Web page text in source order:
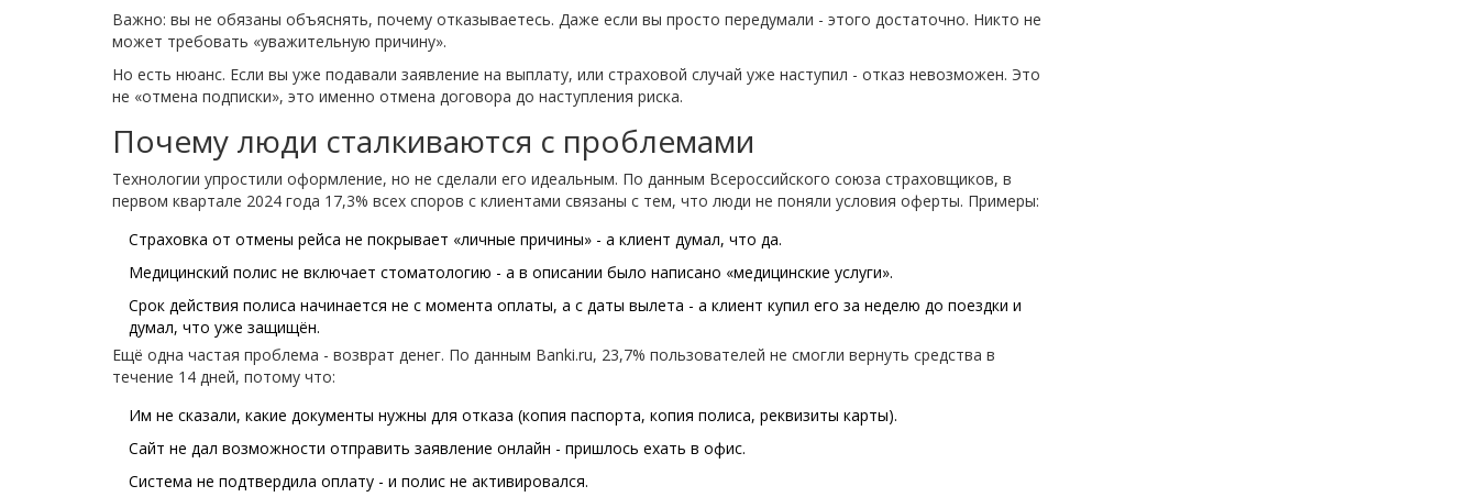
Важно: вы не обязаны объяснять, почему отказываетесь. Даже если вы просто передумали - этого достаточно. Никто не
может требовать «уважительную причину».
Но есть нюанс. Если вы уже подавали заявление на выплату, или страховой случай уже наступил - отказ невозможен. Это
не «отмена подписки», это именно отмена договора до наступления риска.
Почему люди сталкиваются с проблемами
Технологии упростили оформление, но не сделали его идеальным. По данным Всероссийского союза страховщиков, в
первом квартале 2024 года 17,3% всех споров с клиентами связаны с тем, что люди не поняли условия оферты. Примеры:
Страховка от отмены рейса не покрывает «личные причины» - а клиент думал, что да.
Медицинский полис не включает стоматологию - а в описании было написано «медицинские услуги».
Срок действия полиса начинается не с момента оплаты, а с даты вылета - а клиент купил его за неделю до поездки и
думал, что уже защищён.
Ещё одна частая проблема - возврат денег. По данным Banki.ru, 23,7% пользователей не смогли вернуть средства в
течение 14 дней, потому что:
Им не сказали, какие документы нужны для отказа (копия паспорта, копия полиса, реквизиты карты).
Сайт не дал возможности отправить заявление онлайн - пришлось ехать в офис.
Система не подтвердила оплату - и полис не активировался.